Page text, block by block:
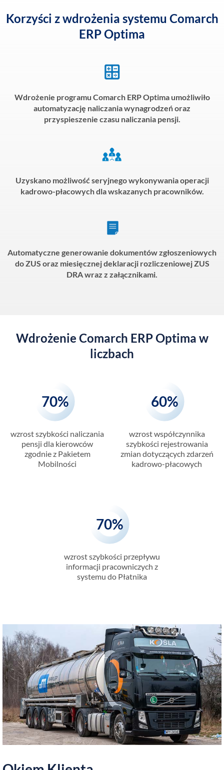
Korzyści z wdrożenia systemu Comarch
ERP Optima
Wdrożenie programu Comarch ERP Optima umożliwiło
automatyzację naliczania wynagrodzeń oraz
przyspieszenie czasu naliczania pensji.
Uzyskano możliwość seryjnego wykonywania operacji
kadrowo-płacowych dla wskazanych pracowników.
Automatyczne generowanie dokumentów zgłoszeniowych
do ZUS oraz miesięcznej deklaracji rozliczeniowej ZUS
DRA wraz z załącznikami.
Wdrożenie Comarch ERP Optima w
liczbach
70%
wzrost szybkości naliczania
pensji dla kierowców
zgodnie z Pakietem
Mobilności
60%
wzrost współczynnika
szybkości rejestrowania
zmian dotyczących zdarzeń
kadrowo-płacowych
70%
wzrost szybkości przepływu
informacji pracowniczych z
systemu do Płatnika